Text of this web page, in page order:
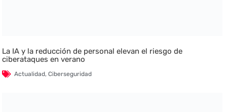
La IA y la reducción de personal elevan el riesgo de
ciberataques en verano
Actualidad,Ciberseguridad